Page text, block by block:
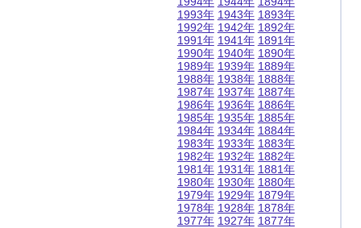
1993年
1992年
1991年
1990年
1989年
1988年
1987年
1986年
1985年
1984年
1983年
1982年
1981年
1980年
1979年
1978年
1977年
1943年
1942年
1941年
1940年
1939年
1938年
1937年
1936年
1935年
1934年
1933年
1932年
1931年
1930年
1929年
1928年
1927年
1893年
1892年
1891年
1890年
1889年
1888年
1887年
1886年
1885年
1884年
1883年
1882年
1881年
1880年
1879年
1878年
1877年